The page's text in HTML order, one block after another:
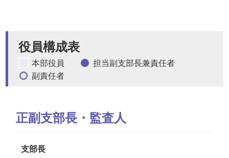
役員構成表
本部役員
担当副支部長兼責任者
副責任者
正副支部長・監査人
支部長